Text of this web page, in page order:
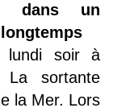
dans un
lundi soir à
La sortante
la Mer. Lors